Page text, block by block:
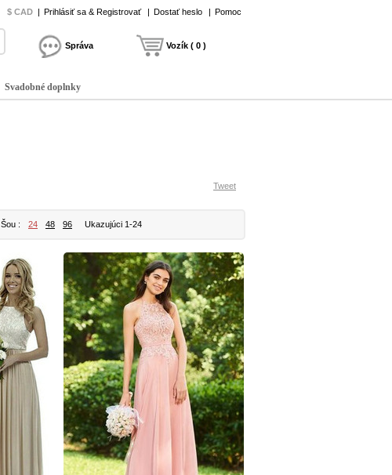
$ CAD | Prihlásiť sa & Registrovať | Dostať heslo | Pomoc
Správa Vozík ( 0 )
Svadobné doplnky
Tweet
Šou : 24 48 96 Ukazujúci 1-24